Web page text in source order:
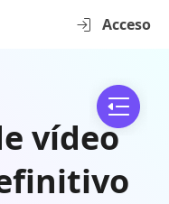
Acceso
vídeo